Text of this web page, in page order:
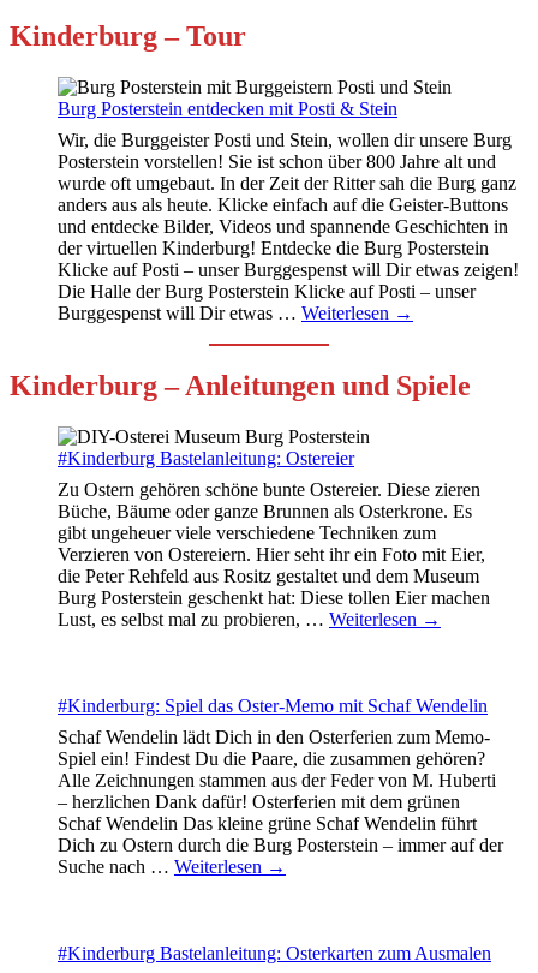
Kinderburg – Tour
Burg Posterstein entdecken mit Posti & Stein
Wir, die Burggeister Posti und Stein, wollen dir unsere Burg
Posterstein vorstellen! Sie ist schon über 800 Jahre alt und
wurde oft umgebaut. In der Zeit der Ritter sah die Burg ganz
anders aus als heute. Klicke einfach auf die Geister-Buttons
und entdecke Bilder, Videos und spannende Geschichten in
der virtuellen Kinderburg! Entdecke die Burg Posterstein
Klicke auf Posti – unser Burggespenst will Dir etwas zeigen!
Die Halle der Burg Posterstein Klicke auf Posti – unser
Burggespenst will Dir etwas … Weiterlesen →
Kinderburg – Anleitungen und Spiele
#Kinderburg Bastelanleitung: Ostereier
Zu Ostern gehören schöne bunte Ostereier. Diese zieren
Büche, Bäume oder ganze Brunnen als Osterkrone. Es
gibt ungeheuer viele verschiedene Techniken zum
Verzieren von Ostereiern. Hier seht ihr ein Foto mit Eier,
die Peter Rehfeld aus Rositz gestaltet und dem Museum
Burg Posterstein geschenkt hat: Diese tollen Eier machen
Lust, es selbst mal zu probieren, … Weiterlesen →
#Kinderburg: Spiel das Oster-Memo mit Schaf Wendelin
Schaf Wendelin lädt Dich in den Osterferien zum Memo-
Spiel ein! Findest Du die Paare, die zusammen gehören?
Alle Zeichnungen stammen aus der Feder von M. Huberti
– herzlichen Dank dafür! Osterferien mit dem grünen
Schaf Wendelin Das kleine grüne Schaf Wendelin führt
Dich zu Ostern durch die Burg Posterstein – immer auf der
Suche nach … Weiterlesen →
#Kinderburg Bastelanleitung: Osterkarten zum Ausmalen